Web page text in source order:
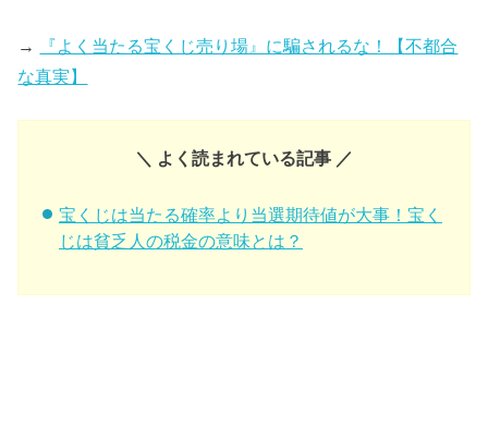
→
『よく当たる宝くじ売り場』に騙されるな！【不都合
な真実】
＼ よく読まれている記事 ／
宝くじは当たる確率より当選期待値が大事！宝く
じは貧乏人の税金の意味とは？